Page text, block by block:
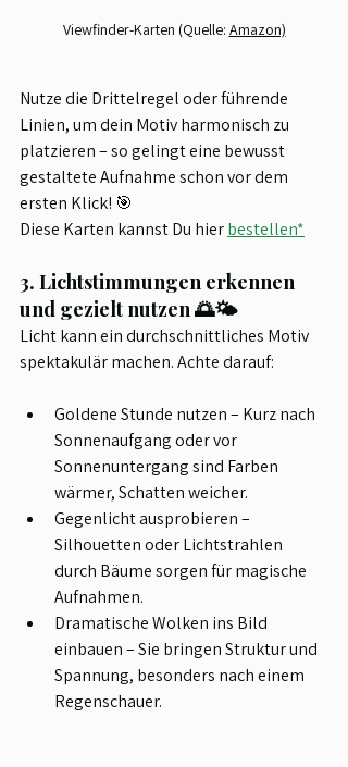
Viewfinder-Karten (Quelle: Amazon)
Nutze die Drittelregel oder führende
Linien, um dein Motiv harmonisch zu
platzieren – so gelingt eine bewusst
gestaltete Aufnahme schon vor dem
ersten Klick! 🎯
Diese Karten kannst Du hier bestellen*
3. Lichtstimmungen erkennen
und gezielt nutzen 🌅🌤️
Licht kann ein durchschnittliches Motiv
spektakulär machen. Achte darauf:
Goldene Stunde nutzen – Kurz nach
Sonnenaufgang oder vor
Sonnenuntergang sind Farben
wärmer, Schatten weicher.
Gegenlicht ausprobieren –
Silhouetten oder Lichtstrahlen
durch Bäume sorgen für magische
Aufnahmen.
Dramatische Wolken ins Bild
einbauen – Sie bringen Struktur und
Spannung, besonders nach einem
Regenschauer.